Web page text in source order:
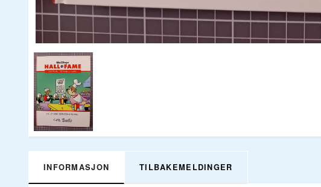
INFORMASJON TILBAKEMELDINGER